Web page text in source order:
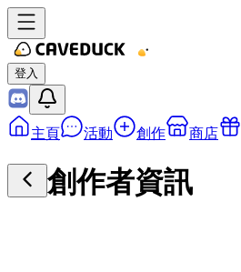
登入
主頁 活動 創作 商店
創作者資訊